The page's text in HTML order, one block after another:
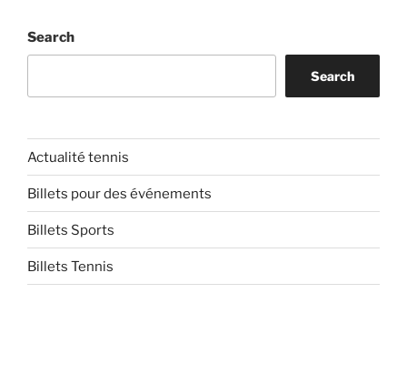
Search
Search
Actualité tennis
Billets pour des événements
Billets Sports
Billets Tennis